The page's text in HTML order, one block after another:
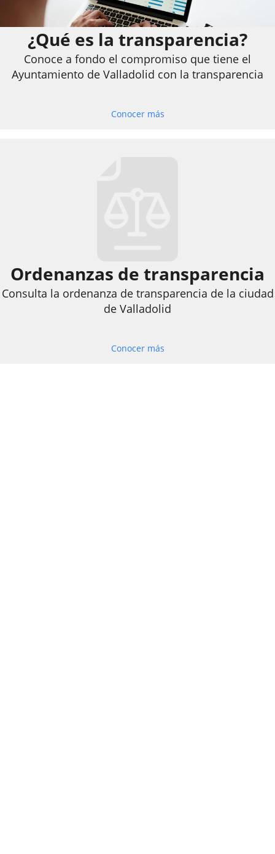
¿Qué es la transparencia?
Conoce a fondo el compromiso que tiene el
Ayuntamiento de Valladolid con la transparencia
Conocer más
Ordenanzas de transparencia
Consulta la ordenanza de transparencia de la ciudad
de Valladolid
Conocer más